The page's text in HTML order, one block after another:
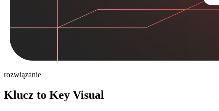
rozwiązanie
Klucz to Key Visual